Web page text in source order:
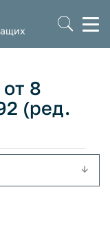
8
(ред.